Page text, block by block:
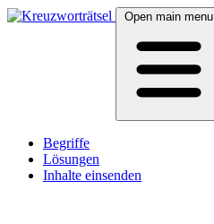
Open main menu
Begriffe
Lösungen
Inhalte einsenden